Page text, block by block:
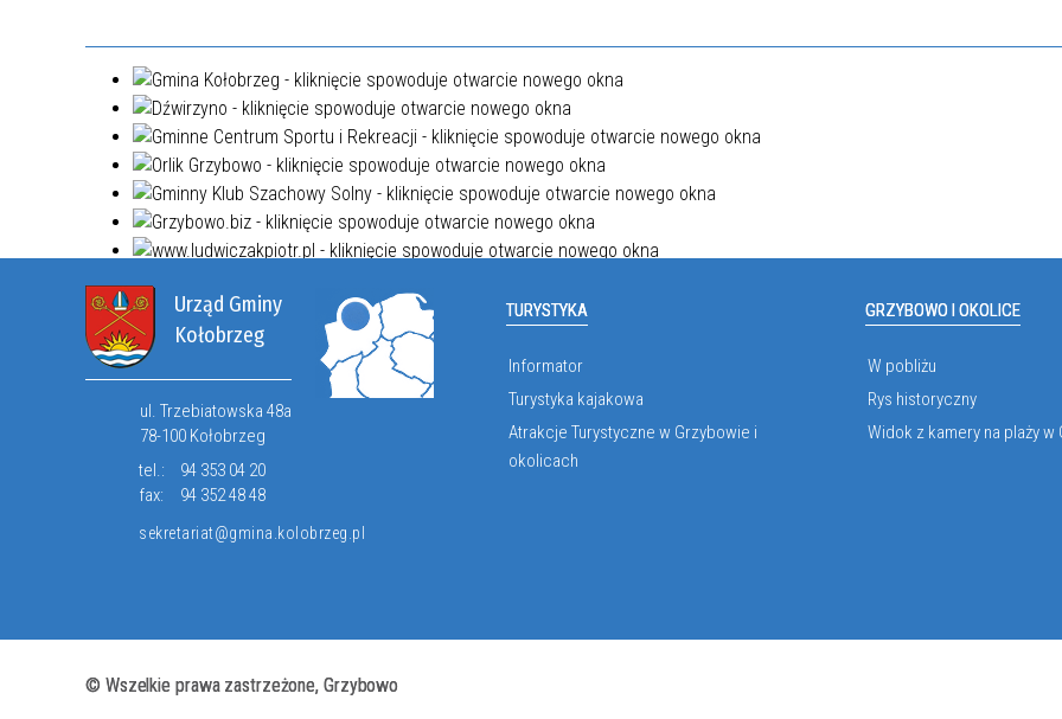
Urząd Gminy
Kołobrzeg
ul. Trzebiatowska 48a
78-100 Kołobrzeg
tel.:
94 353 04 20
fax:
94 352 48 48
sekretariat@gmina.kolobrzeg.pl
TURYSTYKA
Informator
Turystyka kajakowa
Atrakcje Turystyczne w Grzybowie i
okolicach
GRZYBOWO I OKOLICE
W pobliżu
Rys historyczny
Widok z kamery na plaży w
© Wszelkie prawa zastrzeżone, Grzybowo